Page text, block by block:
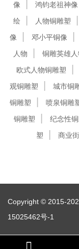
像
鸿钧老祖神像
绘
人物铜雕塑
像
邓小平铜像
人物
铜雕英雄人
欧式人物铜雕塑
观铜雕塑
城市铜
铜雕塑
喷泉铜雕
铜雕塑
纪念性
塑
商业
Copyright © 2015-
15025462号-1